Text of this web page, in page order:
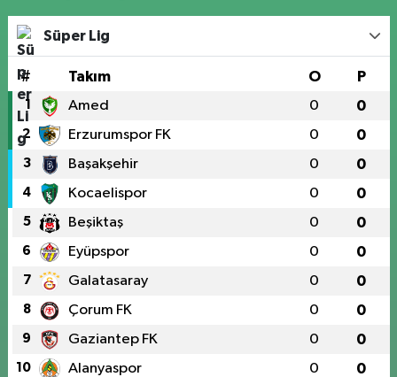
Süper Lig
# Takım O P
1 Amed 0 0
2 Erzurumspor FK 0 0
3 Başakşehir 0 0
4 Kocaelispor 0 0
5 Beşiktaş 0 0
6 Eyüpspor 0 0
7 Galatasaray 0 0
8 Çorum FK 0 0
9 Gaziantep FK 0 0
10 Alanyaspor 0 0